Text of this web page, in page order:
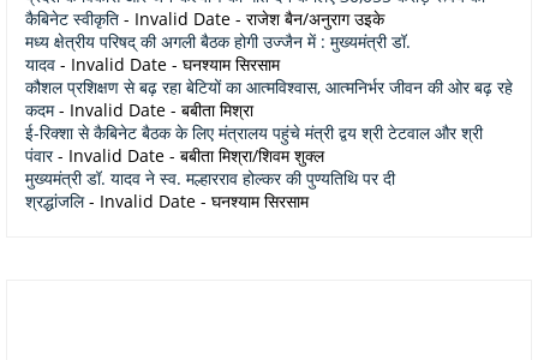
कैबिनेट स्वीकृति - Invalid Date - राजेश बैन/अनुराग उइके
मध्य क्षेत्रीय परिषद् की अगली बैठक होगी उज्जैन में : मुख्यमंत्री डॉ.
यादव - Invalid Date - घनश्याम सिरसाम
कौशल प्रशिक्षण से बढ़ रहा बेटियों का आत्मविश्वास, आत्मनिर्भर जीवन की ओर बढ़ रहे
कदम- Invalid Date - बबीता मिश्रा
ई-रिक्शा से कैबिनेट बैठक के लिए मंत्रालय पहुंचे मंत्री द्वय श्री टेटवाल और श्री
पंवार- Invalid Date - बबीता मिश्रा/शिवम शुक्ल
मुख्यमंत्री डॉ. यादव ने स्व. मल्हारराव होल्कर की पुण्यतिथि पर दी
श्रद्धांजलि- Invalid Date - घनश्याम सिरसाम